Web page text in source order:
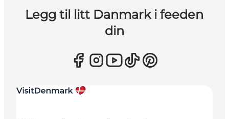
Legg til litt Danmark i feeden
din